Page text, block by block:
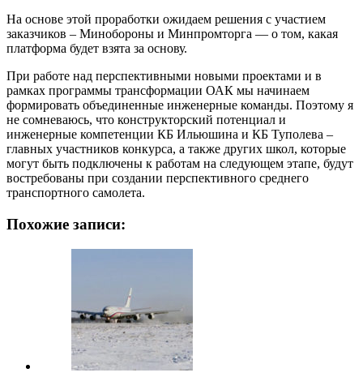
На основе этой проработки ожидаем решения с участием
заказчиков – Минобороны и Минпромторга — о том, какая
платформа будет взята за основу.
При работе над перспективными новыми проектами и в
рамках программы трансформации ОАК мы начинаем
формировать объединенные инженерные команды. Поэтому я
не сомневаюсь, что конструкторский потенциал и
инженерные компетенции КБ Ильюшина и КБ Туполева –
главных участников конкурса, а также других школ, которые
могут быть подключены к работам на следующем этапе, будут
востребованы при создании перспективного среднего
транспортного самолета.
Похожие записи: